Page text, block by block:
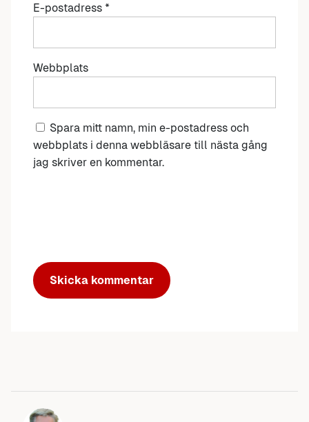
E-postadress *
Webbplats
Spara mitt namn, min e-postadress och
webbplats i denna webbläsare till nästa gång
jag skriver en kommentar.